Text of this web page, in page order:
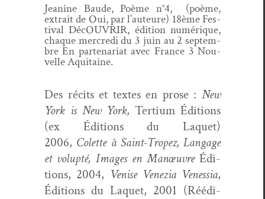
Jea­nine Baude, Poème n°4, (poème,
extrait de Oui, par l’au­teure) 18ème Fes­
ti­val DécOU­VRIR, édi­tion numérique,
chaque mer­cre­di du 3 juin au 2 sep­tem­
bre En parte­nar­i­at avec France 3 Nou­
velle Aquitaine.
Des réc­its et textes en prose :New
York is New York, Ter­tium Édi­tions
(ex Édi­tions du Laquet)
2006, Colette à Saint-Tropez, Lan­gage
et volup­té, Images en Manœu­vreÉdi­
tions, 2004, Venise Venezia Venes­sia,
Édi­tions du Laquet, 2001 (Réédi­